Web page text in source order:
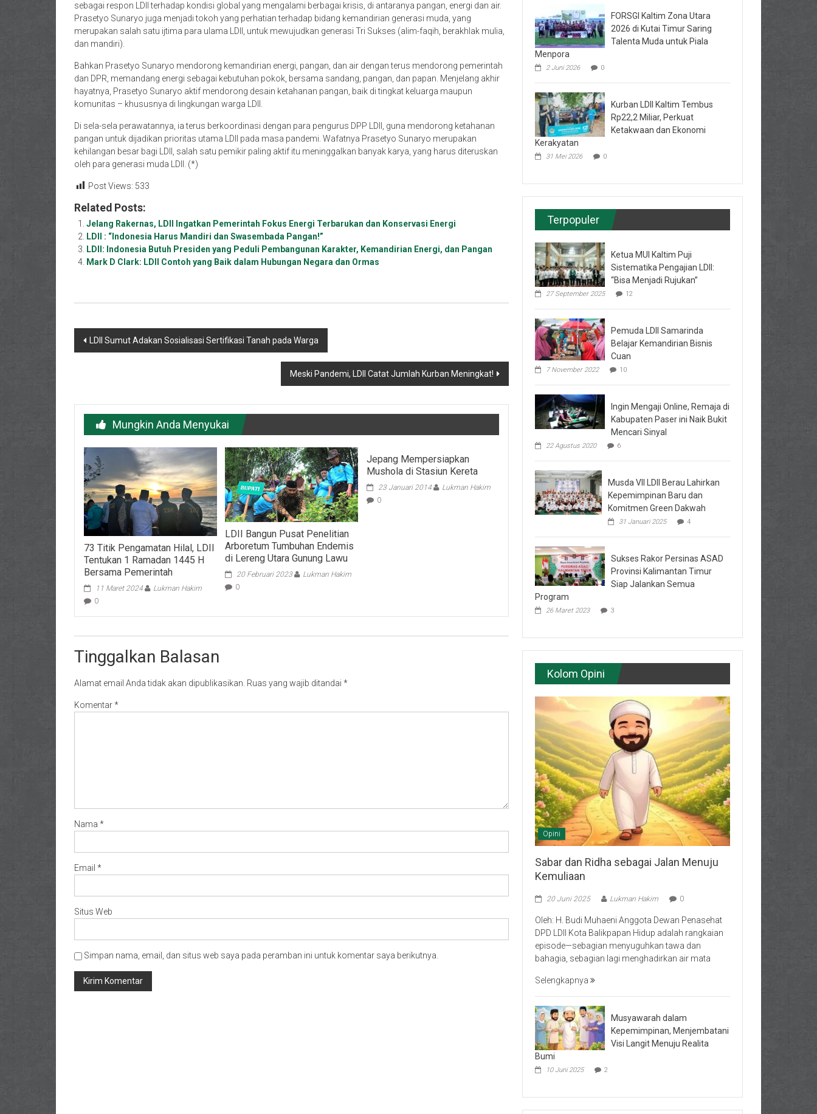
sebagai respon LDII terhadap kondisi global yang mengalami berbagai krisis, di antaranya pangan, energi dan air.
Prasetyo Sunaryo juga menjadi tokoh yang perhatian terhadap bidang kemandirian generasi muda, yang
merupakan salah satu ijtima para ulama LDII, untuk mewujudkan generasi Tri Sukses (alim-faqih, berakhlak mulia,
dan mandiri).
Bahkan Prasetyo Sunaryo mendorong kemandirian energi, pangan, dan air dengan terus mendorong pemerintah
dan DPR, memandang energi sebagai kebutuhan pokok, bersama sandang, pangan, dan papan. Menjelang akhir
hayatnya, Prasetyo Sunaryo aktif mendorong desain ketahanan pangan, baik di tingkat keluarga maupun
komunitas – khususnya di lingkungan warga LDII.
Di sela-sela perawatannya, ia terus berkoordinasi dengan para pengurus DPP LDII, guna mendorong ketahanan
pangan untuk dijadikan prioritas utama LDII pada masa pandemi. Wafatnya Prasetyo Sunaryo merupakan
kehilangan besar bagi LDII, salah satu pemikir paling aktif itu meninggalkan banyak karya, yang harus diteruskan
oleh para generasi muda LDII. (*)
Post Views: 533
Related Posts:
Jelang Rakernas, LDII Ingatkan Pemerintah Fokus Energi Terbarukan dan Konservasi Energi
LDII : “Indonesia Harus Mandiri dan Swasembada Pangan!”
LDII: Indonesia Butuh Presiden yang Peduli Pembangunan Karakter, Kemandirian Energi, dan Pangan
Mark D Clark: LDII Contoh yang Baik dalam Hubungan Negara dan Ormas
Navigasi
LDII Sumut Adakan Sosialisasi Sertifikasi Tanah pada Warga
Meski Pandemi, LDII Catat Jumlah Kurban Meningkat!
Mungkin Anda Menyukai
73 Titik Pengamatan Hilal, LDII
Tentukan 1 Ramadan 1445 H
Bersama Pemerintah
11 Maret 2024
Lukman Hakim
0
LDII Bangun Pusat Penelitian
Arboretum Tumbuhan Endemis
di Lereng Utara Gunung Lawu
20 Februari 2023
Lukman Hakim
0
Jepang Mempersiapkan
Mushola di Stasiun Kereta
23 Januari 2014
Lukman Hakim
0
Tinggalkan Balasan
Alamat email Anda tidak akan dipublikasikan. Ruas yang wajib ditandai *
Komentar*
Nama *
Email *
Situs Web
Simpan nama, email, dan situs web saya pada peramban ini untuk komentar saya berikutnya.
FORSGI Kaltim Zona Utara
2026 di Kutai Timur Saring
Talenta Muda untuk Piala
Menpora
2 Juni 2026 0
Kurban LDII Kaltim Tembus
Rp22,2 Miliar, Perkuat
Ketakwaan dan Ekonomi
Kerakyatan
31 Mei 2026 0
Terpopuler
Ketua MUI Kaltim Puji
Sistematika Pengajian LDII:
“Bisa Menjadi Rujukan”
27 September 2025 12
Pemuda LDII Samarinda
Belajar Kemandirian Bisnis
Cuan
7 November 2022 10
Ingin Mengaji Online, Remaja di
Kabupaten Paser ini Naik Bukit
Mencari Sinyal
22 Agustus 2020 6
Musda VII LDII Berau Lahirkan
Kepemimpinan Baru dan
Komitmen Green Dakwah
31 Januari 2025 4
Sukses Rakor Persinas ASAD
Provinsi Kalimantan Timur
Siap Jalankan Semua
Program
26 Maret 2023 3
Kolom Opini
Opini
Sabar dan Ridha sebagai Jalan Menuju
Kemuliaan
20 Juni 2025 Lukman Hakim 0
Oleh: H. Budi Muhaeni Anggota Dewan Penasehat
DPD LDII Kota Balikpapan Hidup adalah rangkaian
episode—sebagian menyuguhkan tawa dan
bahagia, sebagian lagi menghadirkan air mata
Selengkapnya
Musyawarah dalam
Kepemimpinan, Menjembatani
Visi Langit Menuju Realita
Bumi
10 Juni 2025 2